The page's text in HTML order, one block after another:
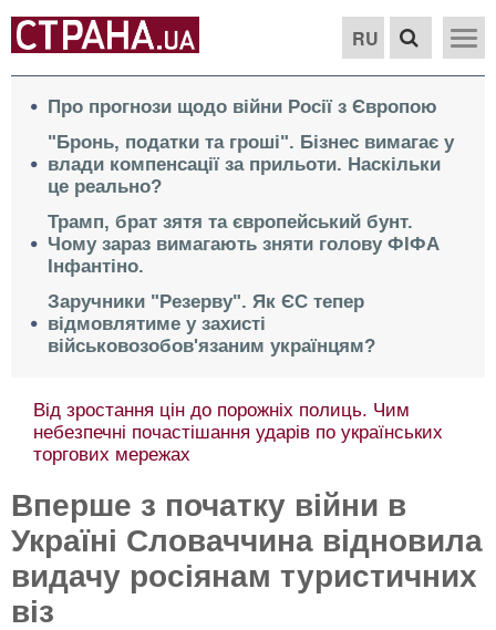
RU
Про прогнози щодо війни Росії з Європою
"Бронь, податки та гроші". Бізнес вимагає у
влади компенсації за прильоти. Наскільки
це реально?
Трамп, брат зятя та європейський бунт.
Чому зараз вимагають зняти голову ФІФА
Інфантіно.
Заручники "Резерву". Як ЄС тепер
відмовлятиме у захисті
військовозобов'язаним українцям?
Від зростання цін до порожніх полиць. Чим
небезпечні почастішання ударів по українських
торгових мережах
Вперше з початку війни в
Україні Словаччина відновила
видачу росіянам туристичних
віз